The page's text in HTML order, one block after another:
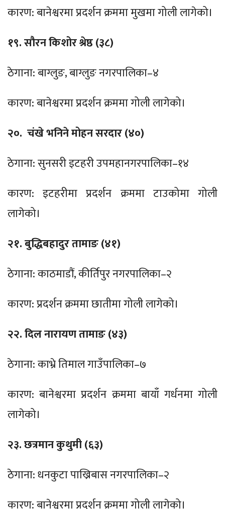
कारण: बानेश्वरमा प्रदर्शन क्रममा मुखमा गोली लागेको।
१९. सौरन किशोर श्रेष्ठ (३८)
ठेगाना: बाग्लुङ, बाग्लुङ नगरपालिका–४
कारण: बानेश्वरमा प्रदर्शन क्रममा गोली लागेको।
२०. चंखे भनिने मोहन सरदार (४०)
ठेगाना: सुनसरी इटहरी उपमहानगरपालिका–१४
कारण: इटहरीमा प्रदर्शन क्रममा टाउकोमा गोली
लागेको।
२१. बुद्धिबहादुर तामाङ (४१)
ठेगाना: काठमाडौं, कीर्तिपुर नगरपालिका–२
कारण: प्रदर्शन क्रममा छातीमा गोली लागेको।
२२. दिल नारायण तामाङ (४३)
ठेगाना: काभ्रे तिमाल गाउँपालिका–७
कारण: बानेश्वरमा प्रदर्शन क्रममा बायाँ गर्धनमा गोली
लागेको।
२३. छत्रमान कुथुमी (६३)
ठेगाना: धनकुटा पाख्रिबास नगरपालिका–२
कारण: बानेश्वरमा प्रदर्शन क्रममा गोली लागेको।